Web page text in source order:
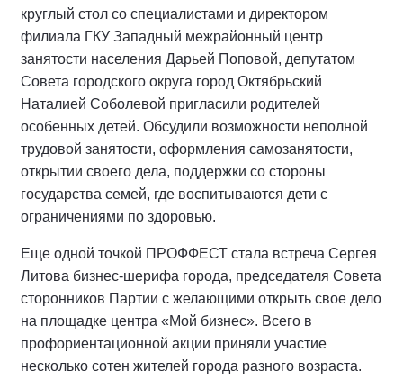
круглый стол со специалистами и директором
филиала ГКУ Западный межрайонный центр
занятости населения Дарьей Поповой, депутатом
Совета городского округа город Октябрьский
Наталией Соболевой пригласили родителей
особенных детей. Обсудили возможности неполной
трудовой занятости, оформления самозанятости,
открытии своего дела, поддержки со стороны
государства семей, где воспитываются дети с
ограничениями по здоровью.
Еще одной точкой ПРОФФЕСТ стала встреча Сергея
Литова бизнес-шерифа города, председателя Совета
сторонников Партии с желающими открыть свое дело
на площадке центра «Мой бизнес». Всего в
профориентационной акции приняли участие
несколько сотен жителей города разного возраста.